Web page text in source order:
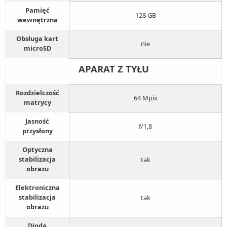
Pamięć
wewnętrzna
128 GB
Obsługa kart
microSD
nie
APARAT Z TYŁU
Rozdzielczość
matrycy
64 Mpix
Jasność
przysłony
f/1,8
Optyczna
stabilizacja
obrazu
tak
Elektroniczna
stabilizacja
obrazu
tak